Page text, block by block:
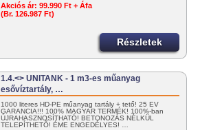
Akciós ár: 99.990 Ft + Áfa
(Br. 126.987 Ft)
Részletek
1.4.<> UNITANK - 1 m3-es műanyag
esővíztartály, …
1000 literes HD-PE műanyag tartály + tető! 25 ÉV
GARANCIA!!! 100% MAGYAR TERMÉK! 100%-ban
ÚJRAHASZNOSÍTHATÓ! BETONOZÁS NÉLKÜL
TELEPÍTHETŐ! ÉME ENGEDÉLYES! …